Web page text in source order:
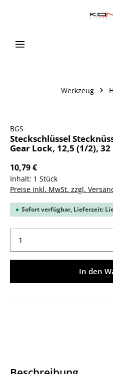
Werkzeug
BGS
Steckschlüssel
Gear Lock, 12,5 (1/2),
10,79 €
Inhalt: 1 Stück
Preise inkl. MwSt. zzgl.
Sofort verfügbar, Lieferzeit:
Produkt Anzahl: Gib
In den